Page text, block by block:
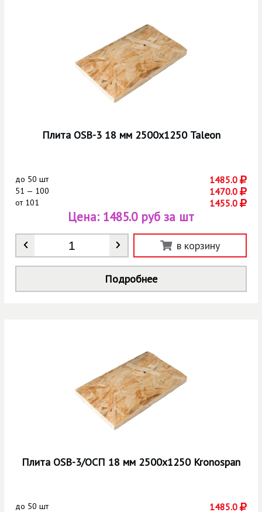
Плита OSB-3 18 мм 2500х1250 Taleon
до 50 шт 1485.0
51 — 100 1470.0
от101 1455.0
Количество
Цена: 1485.0 руб за шт
в корзину
Подробнее
Плита OSB-3/ОСП 18 мм 2500х1250 Kronospan
до 50 шт 1485.0